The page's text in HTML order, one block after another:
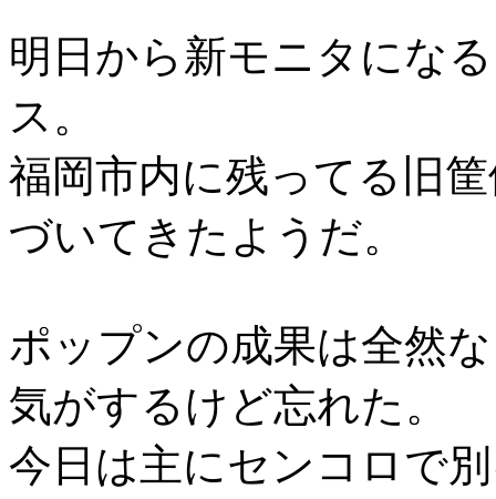
明日から新モニタにな
ス。
福岡市内に残ってる旧
づいてきたようだ。
ポップンの成果は全然
気がするけど忘れた。
今日は主にセンコロで